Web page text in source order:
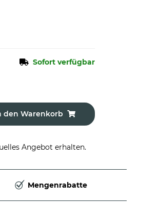
Sofort verfügbar
den Warenkorb
Angebot erhalten.
Mengenrabatte